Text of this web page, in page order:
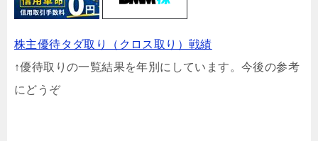
株主優待タダ取り（クロス取り）戦績
↑優待取りの一覧結果を年別にしています。今後の参考
にどうぞ